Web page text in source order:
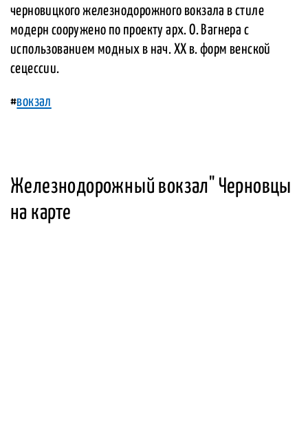
черновицкого железнодорожного вокзала в стиле
модерн сооружено по проекту арх. О. Вагнера с
использованием модных в нач. XX в. форм венской
сецессии.
#вокзал
Железнодорожный вокзал" Черновцы
на карте